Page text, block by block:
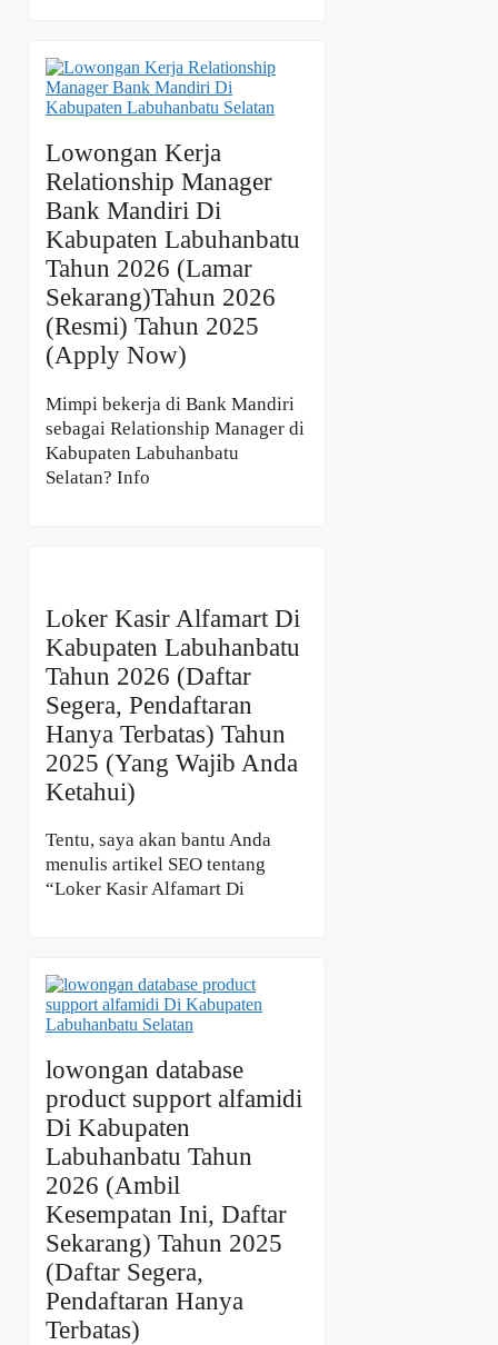
Lowongan Kerja
Relationship Manager
Bank Mandiri Di
Kabupaten Labuhanbatu
Tahun 2026 (Lamar
Sekarang)Tahun 2026
(Resmi) Tahun 2025
(Apply Now)
Mimpi bekerja di Bank Mandiri
sebagai Relationship Manager di
Kabupaten Labuhanbatu
Selatan? Info
Loker Kasir Alfamart Di
Kabupaten Labuhanbatu
Tahun 2026 (Daftar
Segera, Pendaftaran
Hanya Terbatas) Tahun
2025 (Yang Wajib Anda
Ketahui)
Tentu, saya akan bantu Anda
menulis artikel SEO tentang
“Loker Kasir Alfamart Di
lowongan database
product support alfamidi
Di Kabupaten
Labuhanbatu Tahun
2026 (Ambil
Kesempatan Ini, Daftar
Sekarang) Tahun 2025
(Daftar Segera,
Pendaftaran Hanya
Terbatas)